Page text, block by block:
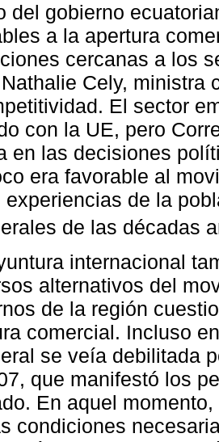
del gobierno
a la apertura
cercanas a los
Cely, ministra
El sector
con la UE, pero
en las decisiones
era favorable al
experiencias de la
de las décadas
internacional
alternativos del
de la región
comercial. Incluso
se veía debilitada
que manifestó los
En aquel
condiciones